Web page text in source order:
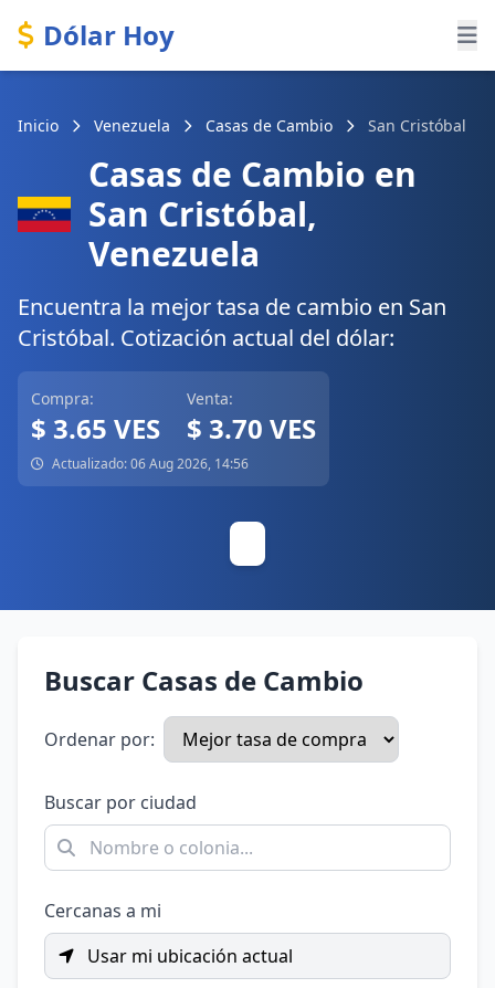
Dólar Hoy
Inicio Venezuela Casas de Cambio San Cristóbal
Casas de Cambio en
San Cristóbal,
Venezuela
Encuentra la mejor tasa de cambio en San
Cristóbal. Cotización actual del dólar:
Compra:
$ 3.65 VES
Venta:
$ 3.70 VES
Actualizado: 06 Aug 2026, 14:56
Buscar Casas de Cambio
Ordenar por:
Buscar por ciudad
Cercanas a mi
Usar mi ubicación actual